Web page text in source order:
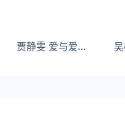
贾静雯 爱与爱过多了一个字 却隔了一个曾经